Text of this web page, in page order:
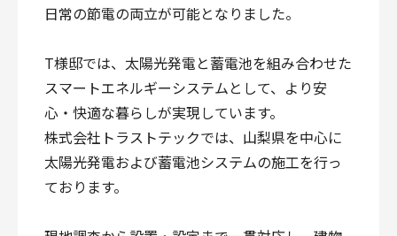
日常の節電の両立が可能となりました。
T様邸では、太陽光発電と蓄電池を組み合わせた
スマートエネルギーシステムとして、より安
心・快適な暮らしが実現しています。
株式会社トラストテックでは、山梨県を中心に
太陽光発電および蓄電池システムの施工を行っ
ております。